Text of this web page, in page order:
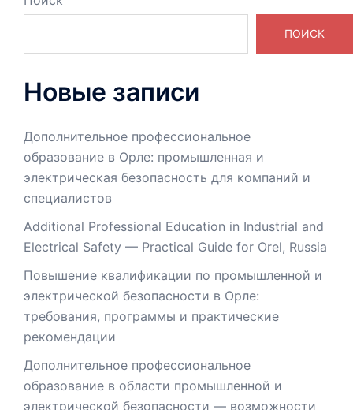
ПОИСК
Новые записи
Дополнительное профессиональное
образование в Орле: промышленная и
электрическая безопасность для компаний и
специалистов
Additional Professional Education in Industrial and
Electrical Safety — Practical Guide for Orel, Russia
Повышение квалификации по промышленной и
электрической безопасности в Орле:
требования, программы и практические
рекомендации
Дополнительное профессиональное
образование в области промышленной и
электрической безопасности — возможности